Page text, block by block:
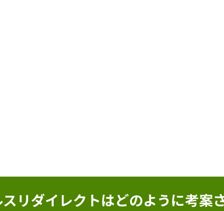
リダイレクトはどのように考案